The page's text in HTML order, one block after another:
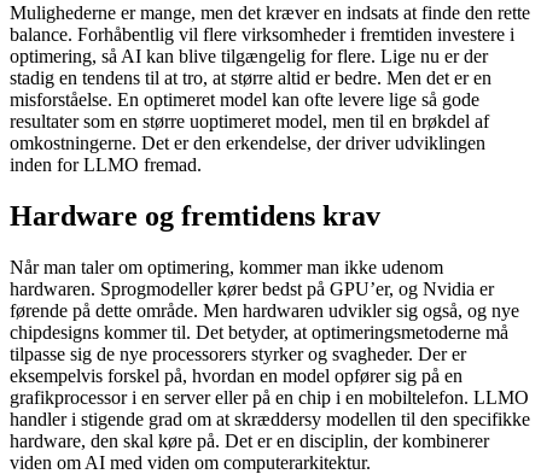
Mulighederne er mange, men det kræver en indsats at finde den rette
balance. Forhåbentlig vil flere virksomheder i fremtiden investere i
optimering, så AI kan blive tilgængelig for flere. Lige nu er der
stadig en tendens til at tro, at større altid er bedre. Men det er en
misforståelse. En optimeret model kan ofte levere lige så gode
resultater som en større uoptimeret model, men til en brøkdel af
omkostningerne. Det er den erkendelse, der driver udviklingen
inden for LLMO fremad.
Hardware og fremtidens krav
Når man taler om optimering, kommer man ikke udenom
hardwaren. Sprogmodeller kører bedst på GPU’er, og Nvidia er
førende på dette område. Men hardwaren udvikler sig også, og nye
chipdesigns kommer til. Det betyder, at optimeringsmetoderne må
tilpasse sig de nye processorers styrker og svagheder. Der er
eksempelvis forskel på, hvordan en model opfører sig på en
grafikprocessor i en server eller på en chip i en mobiltelefon. LLMO
handler i stigende grad om at skræddersy modellen til den specifikke
hardware, den skal køre på. Det er en disciplin, der kombinerer
viden om AI med viden om computerarkitektur.